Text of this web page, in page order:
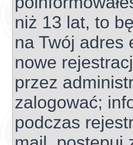
niż 13 lat, to
na Twój adres
nowe
przez
zalogować;
podczas